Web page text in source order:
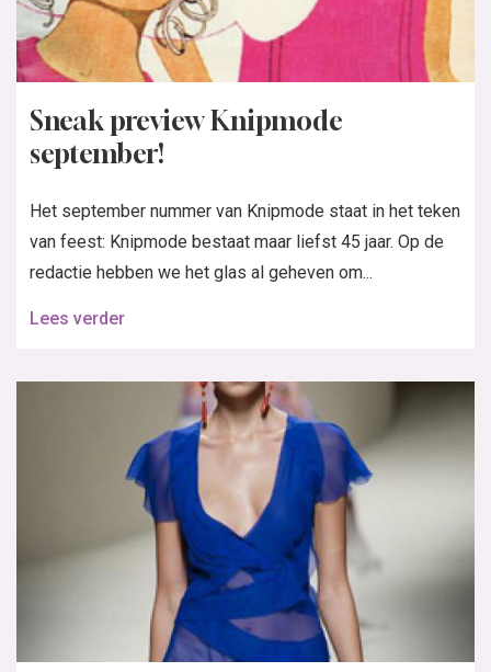
Sneak preview Knipmode
september!
Het september nummer van Knipmode staat in het teken
van feest: Knipmode bestaat maar liefst 45 jaar. Op de
redactie hebben we het glas al geheven om...
Lees verder